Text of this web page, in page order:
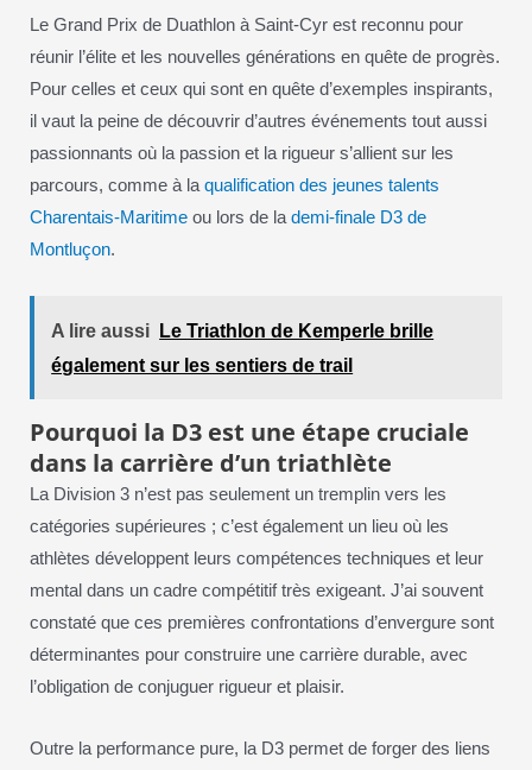
Le Grand Prix de Duathlon à Saint-Cyr est reconnu pour
réunir l’élite et les nouvelles générations en quête de progrès.
Pour celles et ceux qui sont en quête d’exemples inspirants,
il vaut la peine de découvrir d’autres événements tout aussi
passionnants où la passion et la rigueur s’allient sur les
parcours, comme à la qualification des jeunes talents
Charentais-Maritimeou lors de la demi-finale D3 de
Montluçon.
A lire aussi
Le Triathlon de Kemperle brille
également sur les sentiers de trail
Pourquoi la D3 est une étape cruciale
dans la carrière d’un triathlète
La Division 3 n’est pas seulement un tremplin vers les
catégories supérieures ; c’est également un lieu où les
athlètes développent leurs compétences techniques et leur
mental dans un cadre compétitif très exigeant. J’ai souvent
constaté que ces premières confrontations d’envergure sont
déterminantes pour construire une carrière durable, avec
l’obligation de conjuguer rigueur et plaisir.
Outre la performance pure, la D3 permet de forger des liens